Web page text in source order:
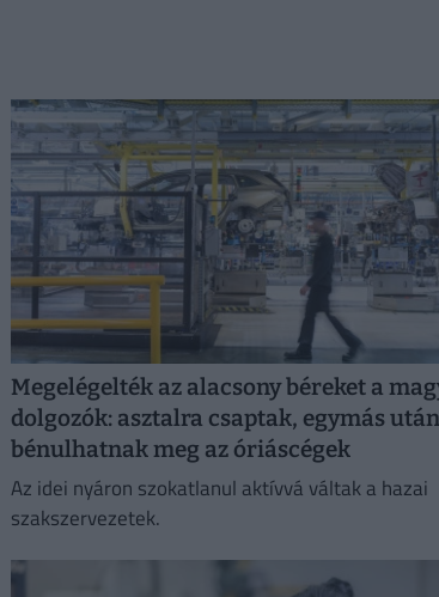
Megelégelték az alacsony béreket a
dolgozók: asztalra csaptak, egymás után
bénulhatnak meg az óriáscégek
Az idei nyáron szokatlanul aktívvá váltak a hazai
szakszervezetek.